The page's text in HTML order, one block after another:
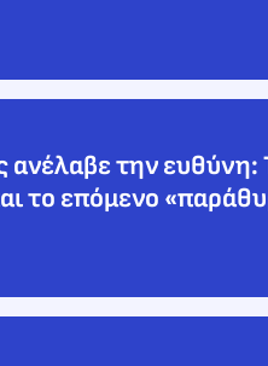
την ευθύνη:
το επόμενο